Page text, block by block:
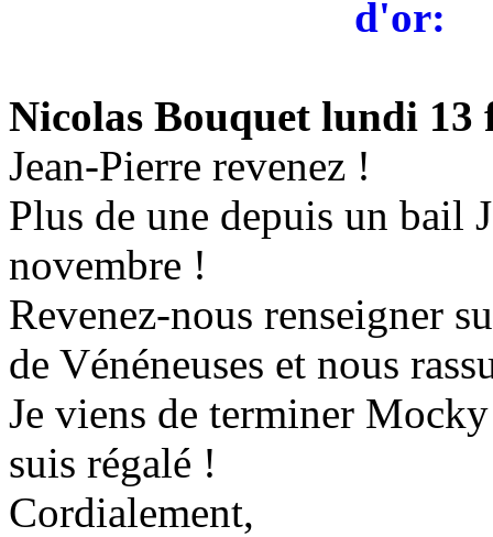
Nicolas Bouquet lundi 13
Jean-Pierre revenez !
Plus de une depuis un bail
novembre !
Revenez-nous renseigner
de Vénéneuses et nous
Je viens de terminer
suis régalé !
Cordialement,